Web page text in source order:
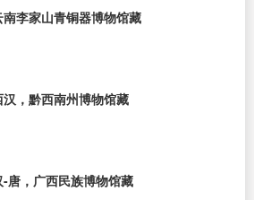
李家山青铜器博物馆藏
，黔西南州博物馆藏
唐，广西民族博物馆藏